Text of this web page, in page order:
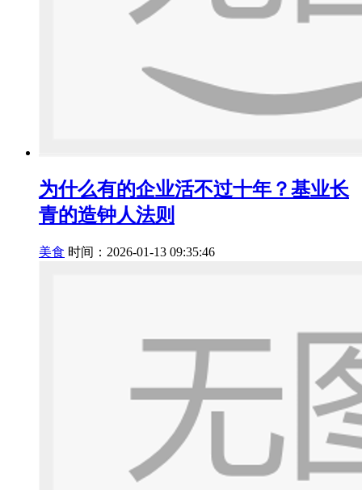
为什么有的企业活不过十年？基业长
青的造钟人法则
美食 时间：2026-01-13 09:35:46